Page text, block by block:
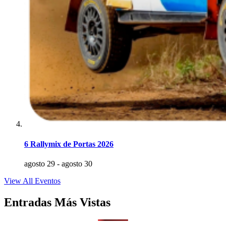
6 Rallymix de Portas 2026
agosto 29 - agosto 30
View All Eventos
Entradas Más Vistas